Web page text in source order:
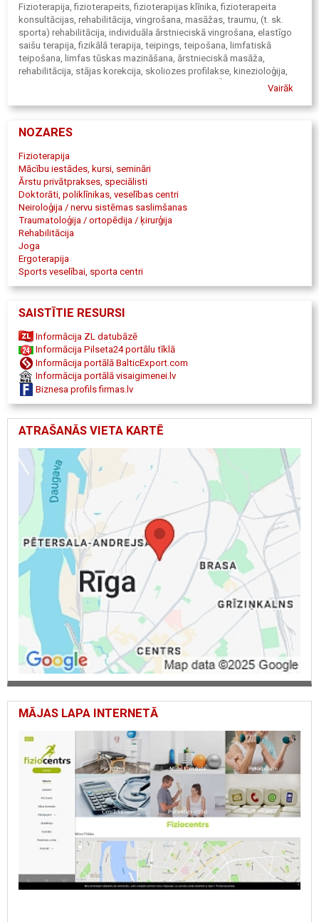
Fizioterapija, fizioterapeits, fizioterapijas klīnika, fizioterapeita
konsultācijas, rehabilitācija, vingrošana, masāžas, traumu, (t. sk.
sporta) rehabilitācija, individuāla ārstnieciskā vingrošana, elastīgo
saišu terapija, fizikālā terapija, teipings, teipošana, limfatiskā
teipošana, limfas tūskas mazināšana, ārstnieciskā masāža,
rehabilitācija, stājas korekcija, skoliozes profilakse, kinezioloģija,
koriģējošā vingrošana, skoliozes ārstēšana pēc Šrotas, muguras
traumām, veselības vingrošana, mugurkaulāja jostas un kakla daļas
diska trūce, lekcijas biroju darbiniekiem, traumu ārstniecība,
pārslodzes radītu simptomu ārstniecība, (hroniski cīpslu
sastiepumi, elkoņa tendinīts, tenisa elkonis, golfa elkonis),
fiziocentrs, fizioterapija, TRX, treniņu piekares sistēma, Trigger
Point, ruļļi, pašmasāžas ruļļi. MUELLER sporta teipi, kinezioloģiskie
teipošana kursi, dinamiskie teipošanas kursi, manuālā terapija,
ultraskaņas terapija, fizioterapija bērniem, neirologa konsultācijas,
traumatologa konsultācijas, pilates, grupu nodarbības, individuālās
nodarbības, stājas novērtējums, mugurkaula skriemeļu izmeklēšana,
locītavu izmeklēšana, muskuļu garuma, spēka testi, individuāla
vingrojumu programmas izstrāde, Fizioterapeits, Fizioterapeits
Rīgā, Fizioterapeits Blue Elemental
Vairāk
NOZARES
Fizioterapija
Mācību iestādes, kursi, semināri
Ārstu privātprakses, speciālisti
Doktorāti, poliklīnikas, veselības centri
Neiroloģija / nervu sistēmas saslimšanas
Traumatoloģija / ortopēdija / ķirurģija
Rehabilitācija
Joga
Ergoterapija
Sports veselībai, sporta centri
SAISTĪTIE RESURSI
Informācija ZL datubāzē
Informācija Pilseta24 portālu tīklā
Informācija portālā BalticExport.com
Informācija portālā visaigimenei.lv
Biznesa profils firmas.lv
ATRAŠANĀS VIETA KARTĒ
MĀJAS LAPA INTERNETĀ